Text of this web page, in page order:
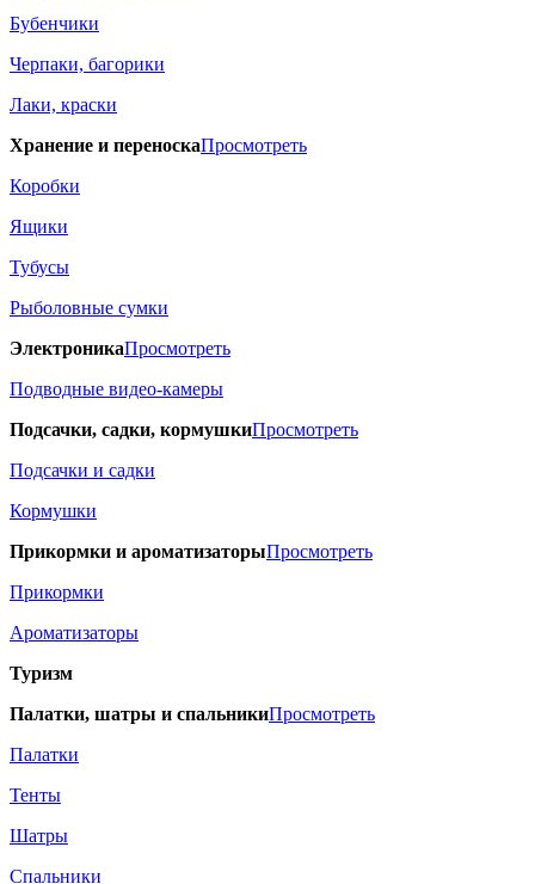
Бубенчики
Черпаки, багорики
Лаки, краски
Хранение и переноскаПросмотреть
Коробки
Ящики
Тубусы
Рыболовные сумки
ЭлектроникаПросмотреть
Подводные видео-камеры
Подсачки, садки, кормушкиПросмотреть
Подсачки и садки
Кормушки
Прикормки и ароматизаторыПросмотреть
Прикормки
Ароматизаторы
Туризм
Палатки, шатры и спальникиПросмотреть
Палатки
Тенты
Шатры
Спальники